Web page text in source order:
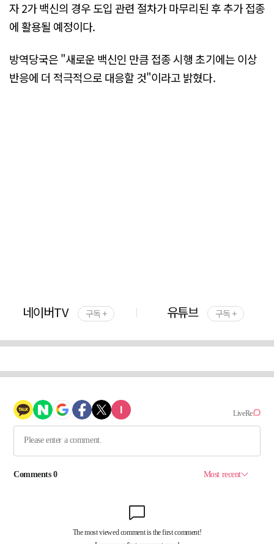
자 2가 백신의 경우 도입 관련 절차가 마무리된 후 추가 접종
에 활용될 예정이다.
방역당국은 "새로운 백신인 만큼 접종 시행 초기에는 이상
반응에 더 적극적으로 대응할 것"이라고 밝혔다.
네이버TV 구독 + 유튜브 구독 +